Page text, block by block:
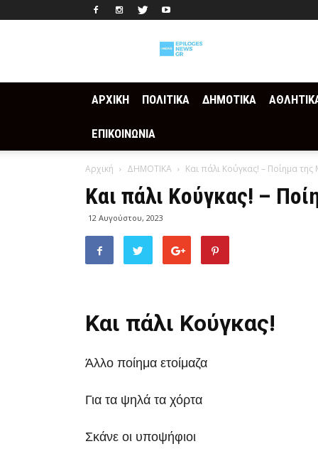
ΑΡΧΙΚΗ ΠΟΛΙΤΙΚΑ ΔΗΜΟΤΙΚΑ
ΕΠΙΚΟΙΝΩΝΙΑ
Αρχική ΔΗΜΟΤΙΚΑ Και πάλι Κούγκας! – Ποίημα
Και πάλι Κούγκας! –
12 Αυγούστου, 2023
Και πάλι Κούγκας!
Άλλο ποίημα ετοίμαζα
Για τα ψηλά τα χόρτα
Σκάνε οι υποψήφιοι